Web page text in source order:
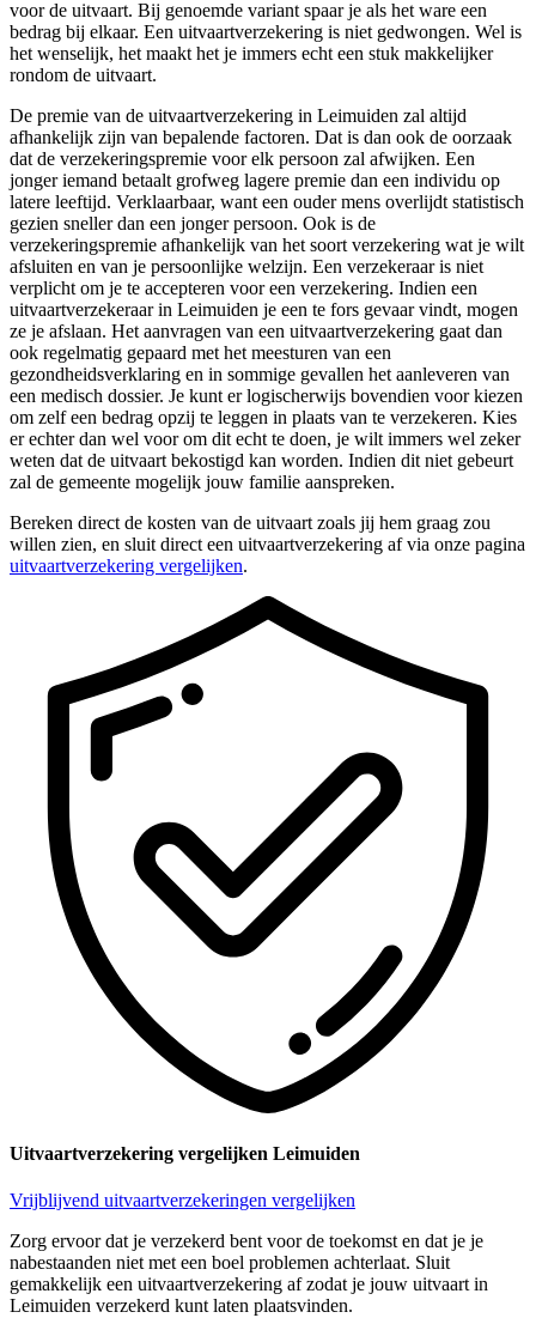
voor de uitvaart. Bij genoemde variant spaar je als het ware een
bedrag bij elkaar. Een uitvaartverzekering is niet gedwongen. Wel is
het wenselijk, het maakt het je immers echt een stuk makkelijker
rondom de uitvaart.
De premie van de uitvaartverzekering in Leimuiden zal altijd
afhankelijk zijn van bepalende factoren. Dat is dan ook de oorzaak
dat de verzekeringspremie voor elk persoon zal afwijken. Een
jonger iemand betaalt grofweg lagere premie dan een individu op
latere leeftijd. Verklaarbaar, want een ouder mens overlijdt statistisch
gezien sneller dan een jonger persoon. Ook is de
verzekeringspremie afhankelijk van het soort verzekering wat je wilt
afsluiten en van je persoonlijke welzijn. Een verzekeraar is niet
verplicht om je te accepteren voor een verzekering. Indien een
uitvaartverzekeraar in Leimuiden je een te fors gevaar vindt, mogen
ze je afslaan. Het aanvragen van een uitvaartverzekering gaat dan
ook regelmatig gepaard met het meesturen van een
gezondheidsverklaring en in sommige gevallen het aanleveren van
een medisch dossier. Je kunt er logischerwijs bovendien voor kiezen
om zelf een bedrag opzij te leggen in plaats van te verzekeren. Kies
er echter dan wel voor om dit echt te doen, je wilt immers wel zeker
weten dat de uitvaart bekostigd kan worden. Indien dit niet gebeurt
zal de gemeente mogelijk jouw familie aanspreken.
Bereken direct de kosten van de uitvaart zoals jij hem graag zou
willen zien, en sluit direct een uitvaartverzekering af via onze pagina
uitvaartverzekering vergelijken.
Uitvaartverzekering vergelijken Leimuiden
Vrijblijvend uitvaartverzekeringen vergelijken
Zorg ervoor dat je verzekerd bent voor de toekomst en dat je je
nabestaanden niet met een boel problemen achterlaat. Sluit
gemakkelijk een uitvaartverzekering af zodat je jouw uitvaart in
Leimuiden verzekerd kunt laten plaatsvinden.